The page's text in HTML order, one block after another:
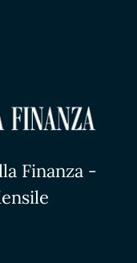
Finanza -